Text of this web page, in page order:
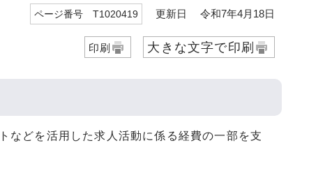
ページ番号 T1020419 更新日 令和7年4月18日
印刷 大きな文字で印刷
などを活用した求人活動に係る経費の一部を支